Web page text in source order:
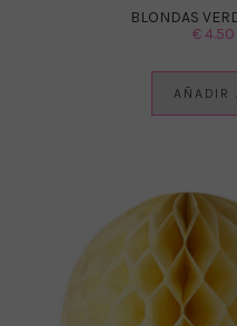
BLONDAS
€4.50
AÑADIR